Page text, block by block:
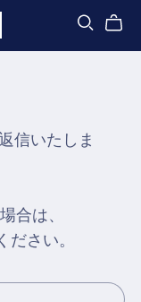
信いたしま
合は、
ださい。